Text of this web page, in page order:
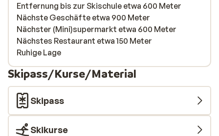
Entfernung bis zur Skischule etwa 600 Meter
Nächste Geschäfte etwa 900 Meter
Nächster (Mini)supermarkt etwa 600 Meter
Nächstes Restaurant etwa 150 Meter
Ruhige Lage
Skipass/Kurse/Material
Skipass
Skikurse